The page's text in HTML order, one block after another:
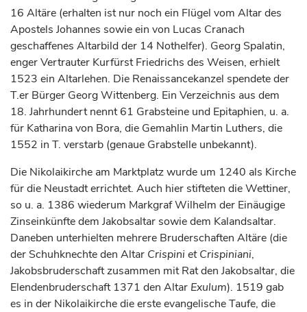
16 Altäre (erhalten ist nur noch ein Flügel vom Altar des
Apostels Johannes sowie ein von Lucas Cranach
geschaffenes Altarbild der 14 Nothelfer). Georg Spalatin,
enger Vertrauter KurfürstFriedrichs des Weisen, erhielt
1523 ein Altarlehen. Die Renaissancekanzel spendete der
T.er Bürger GeorgWittenberg. Ein Verzeichnis aus dem
18. Jahrhundertnennt 61 Grabsteine und Epitaphien, u. a.
für Katharina von Bora, die Gemahlin Martin Luthers, die
1552 in T. verstarb (genaue Grabstelle unbekannt).
Die Nikolaikirche am Marktplatz wurde um 1240 als Kirche
für die Neustadterrichtet. Auch hier stifteten die Wettiner,
so u. a. 1386 wiederum MarkgrafWilhelm der Einäugige
Zinseinkünfte dem Jakobsaltar sowie dem Kalandsaltar.
Daneben unterhielten mehrere Bruderschaften Altäre (die
der Schuhknechte den Altar Crispini et Crispiniani,
Jakobsbruderschaft zusammen mit Rat den Jakobsaltar, die
Elendenbruderschaft 1371 den Altar Exulum). 1519 gab
es in der Nikolaikirche die erste evangelische Taufe, die